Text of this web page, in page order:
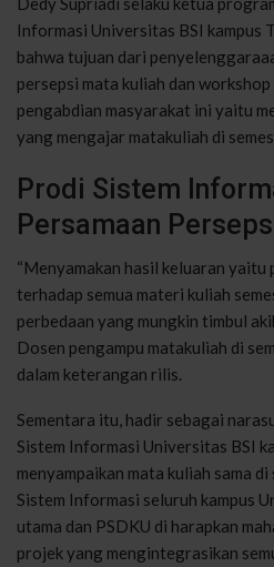
Informasi Universitas BSI kampus
bahwa tujuan dari
persepsi mata kuliah dan
pengabdian masyarakat ini yaitu
yang mengajar matakuliah di
Prodi Sistem
Persamaan
“Menyamakan hasil keluaran yaitu
terhadap semua materi kuliah
perbedaan yang mungkin timbul
Dosen pengampu matakuliah di
dalam keterangan rilis.
Sementara itu, hadir sebagai
Sistem Informasi Universitas BSI
menyampaikan mata kuliah sama
Sistem Informasi seluruh kampus
utama dan PSDKU di harapkan
projek yang mengintegrasikan